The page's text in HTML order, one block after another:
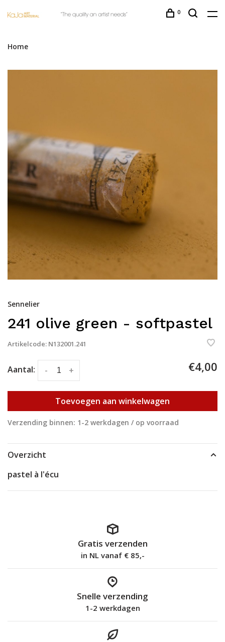
0
Home
Sennelier
241 olive green - softpastel
Artikelcode: N132001.241
Aantal: +
- €4,00
Toevoegen aan winkelwagen
Verzending binnen: 1-2 werkdagen / op voorraad
Overzicht
pastel à l'écu
Gratis verzenden
in NL vanaf € 85,-
Snelle verzending
1-2 werkdagen